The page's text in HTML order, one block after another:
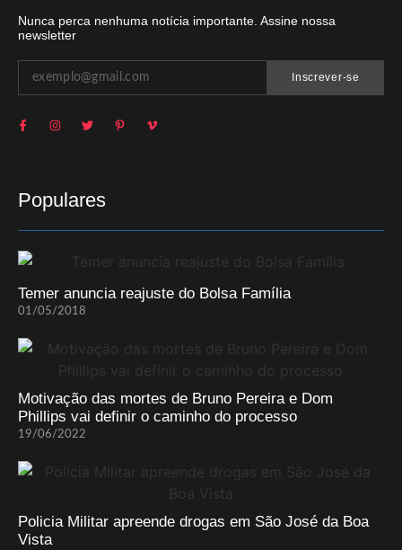
Nunca perca nenhuma notícia importante. Assine nossa
newsletter
Inscrever-se
Populares
Temer anuncia reajuste do Bolsa Família
01/05/2018
Motivação das mortes de Bruno Pereira e Dom
Phillips vai definir o caminho do processo
19/06/2022
Policia Militar apreende drogas em São José da Boa
Vista